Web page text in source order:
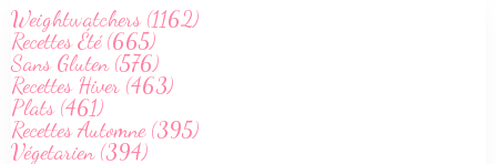
Weightwatchers (1162)
Recettes Été (665)
Sans Gluten (576)
Recettes Hiver (463)
Plats (461)
Recettes Automne (395)
Végetarien (394)